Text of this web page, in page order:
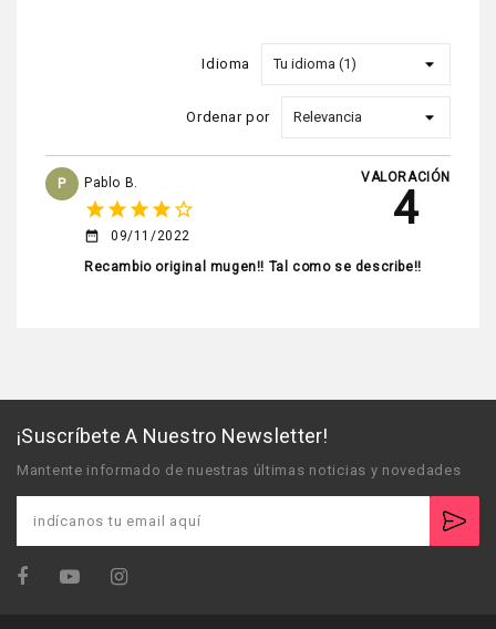
Idioma
Ordenar por
P Pablo B.
star star star star star_border
date_range
09/11/2022
Recambio original mugen!! Tal como se describe!!
VALORACIÓN
4
¡Suscríbete A Nuestro Newsletter!
Mantente informado de nuestras últimas noticias y novedades